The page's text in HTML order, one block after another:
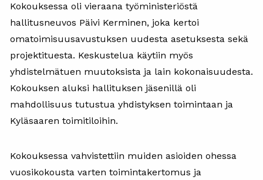
Kokouksessa oli vieraana työministeriöstä
hallitusneuvos Päivi Kerminen, joka kertoi
omatoimisuusavustuksen uudesta asetuksesta sekä
projektituesta. Keskustelua käytiin myös
yhdistelmätuen muutoksista ja lain kokonaisuudesta.
Kokouksen aluksi hallituksen jäsenillä oli
mahdollisuus tutustua yhdistyksen toimintaan ja
Kyläsaaren toimitiloihin.
Kokouksessa vahvistettiin muiden asioiden ohessa
vuosikokousta varten toimintakertomus ja